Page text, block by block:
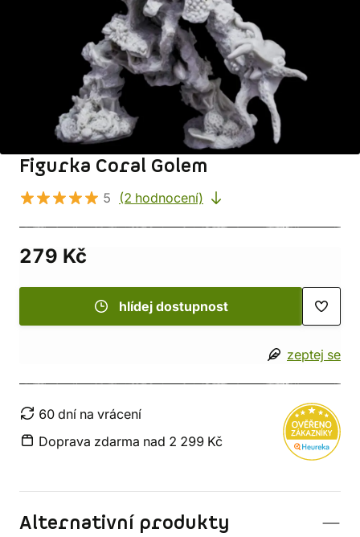
Figurka Coral Golem
5 (2 hodnocení)
279 Kč
hlídej dostupnost
zeptej se
60 dní na vrácení
Doprava zdarma nad 2 299 Kč
Alternativní produkty